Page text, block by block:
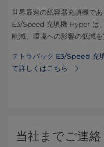
世界最速の紙容器充填機で
E3/Speed 充填機 Hyper は
削減、環境への影響の低減を
テトラパック E3/Speed 充
て詳しくはこちら
当社までご連